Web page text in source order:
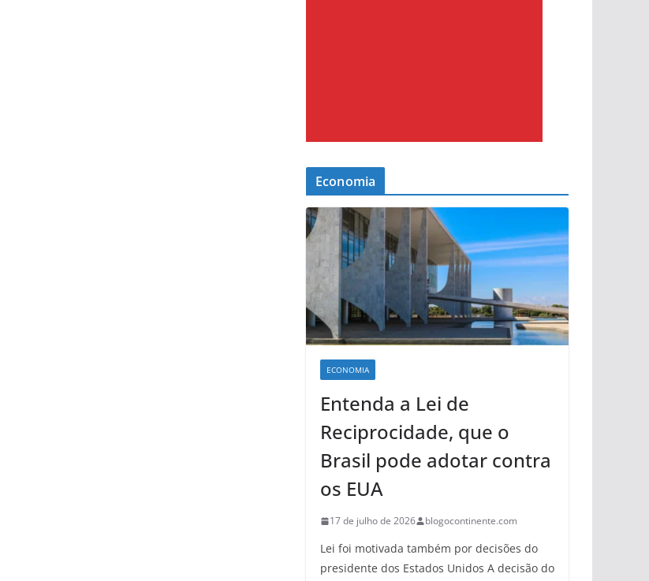
Economia
ECONOMIA
Entenda a Lei de
Reciprocidade, que o
Brasil pode adotar contra
os EUA
17 de julho de 2026 blogocontinente.com
Lei foi motivada também por decisões do
presidente dos Estados Unidos A decisão do